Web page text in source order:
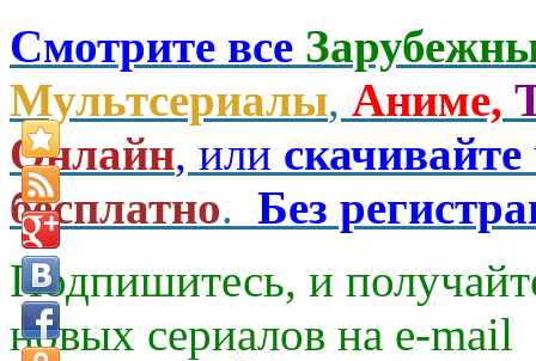
Смотрите все
Мультсериалы, Аниме,
Онлайн, или скачивайте
бесплатно. Без
Подпишитесь, и
новых сериалов на e-mаil